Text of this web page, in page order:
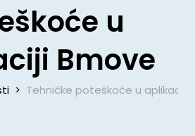
u
Bmove
> Tehničke poteškoće u aplikaciji